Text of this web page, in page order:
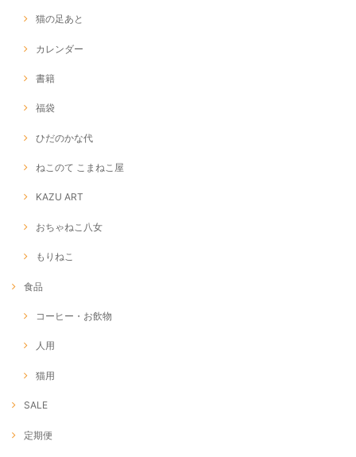
猫の足あと
カレンダー
書籍
福袋
ひだのかな代
ねこのて こまねこ屋
KAZU ART
おちゃねこ八女
もりねこ
食品
コーヒー・お飲物
人用
猫用
SALE
定期便